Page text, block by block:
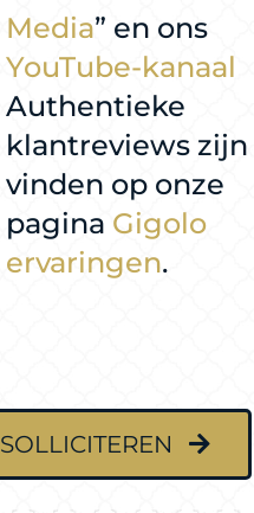
Media” en ons
YouTube-kanaal
Authentieke
klantreviews zijn
vinden op onze
pagina Gigolo
ervaringen.
SOLLICITEREN